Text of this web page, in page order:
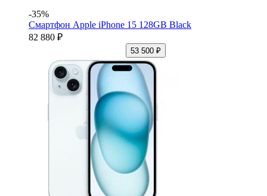
-35%
Смартфон Apple iPhone 15 128GB Black
82 880 ₽
53 500 ₽